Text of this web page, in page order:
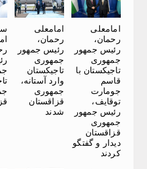
امامعلی
رحمان،
رئیس جمهور
جمهوری
تاجیکستان با
قاسم
جومارت
توقایف،
رئیس جمهور
جمهوری
قزاقستان
دیدار و گفتگو
کردند
امامعلی
رحمان،
رئیس جمهور
جمهوری
تاجیکستان
وارد آستانه،
جمهوری
قزاقستان
شدند